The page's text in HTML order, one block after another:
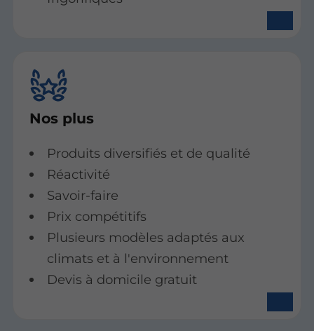
Nos plus
Produits diversifiés et de qualité
Réactivité
Savoir-faire
Prix compétitifs
Plusieurs modèles adaptés aux
climats et à l'environnement
Devis à domicile gratuit